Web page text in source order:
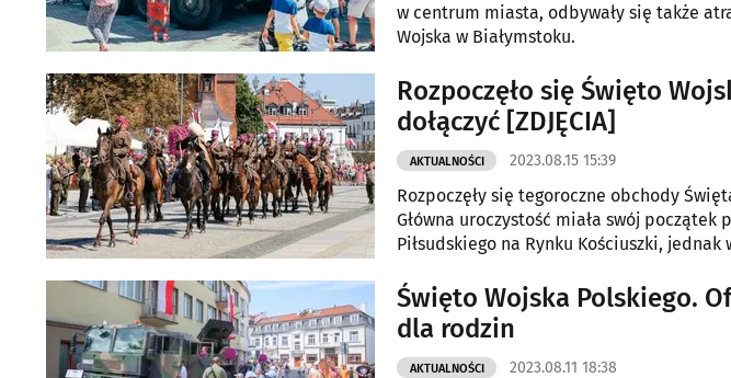
w centrum miasta, odbywały się także
Wojska w Białymstoku.
Rozpoczęło się Święto
dołączyć [ZDJĘCIA]
AKTUALNOŚCI 2023.08.15 15:39
Rozpoczęły się tegoroczne obchody
Główna uroczystość miała swój początek
Piłsudskiego na Rynku Kościuszki,
Święto Wojska Polskiego.
dla rodzin
AKTUALNOŚCI 2023.08.11 18:38